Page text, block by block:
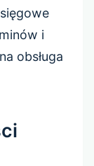
i
obsługa